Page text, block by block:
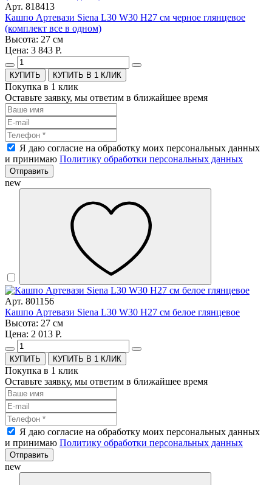
Арт. 818413
Кашпо Артевази Siena L30 W30 H27 см черное глянцевое
(комплект все в одном)
Высота: 27 см
Цена: 3 843 Р.
КУПИТЬ В 1 КЛИК
Покупка в 1 клик
Оставьте заявку, мы ответим в ближайшее время
Я даю согласие на обработку моих персональных данных
и принимаю Политику обработки персональных данных
Отправить
new
Арт. 801156
Кашпо Артевази Siena L30 W30 H27 см белое глянцевое
Высота: 27 см
Цена: 2 013 Р.
КУПИТЬ В 1 КЛИК
Покупка в 1 клик
Оставьте заявку, мы ответим в ближайшее время
Я даю согласие на обработку моих персональных данных
и принимаю Политику обработки персональных данных
Отправить
new